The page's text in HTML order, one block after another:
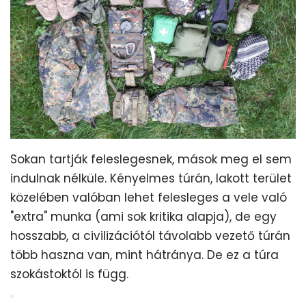
Sokan tartják feleslegesnek, mások meg el sem
indulnak nélküle. Kényelmes túrán, lakott terület
közelében valóban lehet felesleges a vele való
"extra" munka (ami sok kritika alapja), de egy
hosszabb, a civilizációtól távolabb vezető túrán
több haszna van, mint hátránya. De ez a túra
szokástoktól is függ.